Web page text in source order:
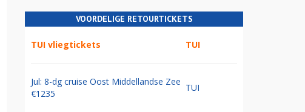
VOORDELIGE RETOURTICKETS
TUI vliegtickets TUI
Jul: 8-dg cruise Oost Middellandse Zee
€1235
TUI